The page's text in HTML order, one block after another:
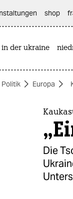
shop
der ukraine
Politik Europa
Die